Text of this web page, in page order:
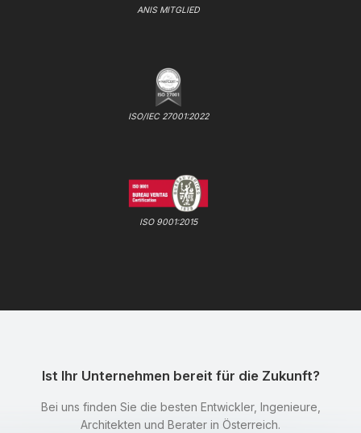
ANIS MITGLIED
ISO/IEC 27001:2022
ISO 9001:2015
Ist Ihr Unternehmen bereit für die Zukunft?
Bei uns finden Sie die besten Entwickler, Ingenieure,
Architekten und Berater in Österreich.